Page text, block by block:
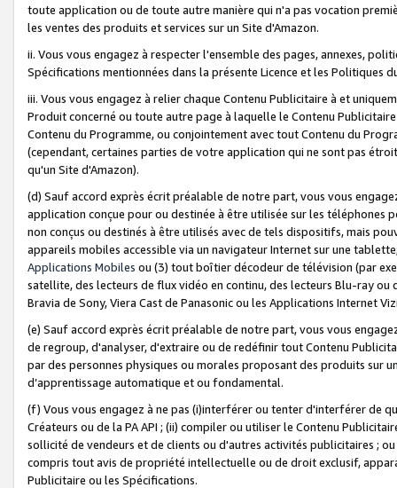
toute application ou de toute autre manière qui n'a pas vocation
les ventes des produits et services sur un Site d'Amazon.
ii. Vous vous engagez à respecter l'ensemble des pages, annexes,
Spécifications mentionnées dans la présente Licence et les Politiques
iii. Vous vous engagez à relier chaque Contenu Publicitaire à et
Produit concerné ou toute autre page à laquelle le Contenu
Contenu du Programme, ou conjointement avec tout Contenu du
(cependant, certaines parties de votre application qui ne sont pas
qu'un Site d'Amazon).
(d) Sauf accord exprès écrit préalable de notre part, vous vous
application conçue pour ou destinée à être utilisée sur les téléphones
non conçus ou destinés à être utilisés avec de tels dispositifs, mais
appareils mobiles accessible via un navigateur Internet sur une
Applications Mobiles ou (3) tout boîtier décodeur de télévision (par
satellite, des lecteurs de flux vidéo en continu, des lecteurs Blu-ray
Bravia de Sony, Viera Cast de Panasonic ou les Applications Internet
(e) Sauf accord exprès écrit préalable de notre part, vous vous
de regroup, d'analyser, d'extraire ou de redéfinir tout Contenu
par des personnes physiques ou morales proposant des produits sur
d’apprentissage automatique et ou fondamental.
(f) Vous vous engagez à ne pas (i)interférer ou tenter d'interférer de
Créateurs ou de la PA API ; (ii) compiler ou utiliser le Contenu
sollicité de vendeurs et de clients ou d'autres activités publicitaires ;
compris tout avis de propriété intellectuelle ou de droit exclusif,
Publicitaire ou les Spécifications.